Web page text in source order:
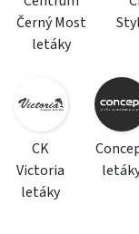
Černý Most
letáky
CK
Victoria
letáky